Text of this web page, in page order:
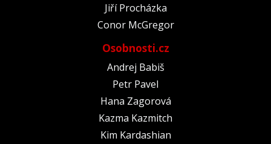
Jiří Procházka
Conor McGregor
Osobnosti.cz
Andrej Babiš
Petr Pavel
Hana Zagorová
Kazma Kazmitch
Kim Kardashian